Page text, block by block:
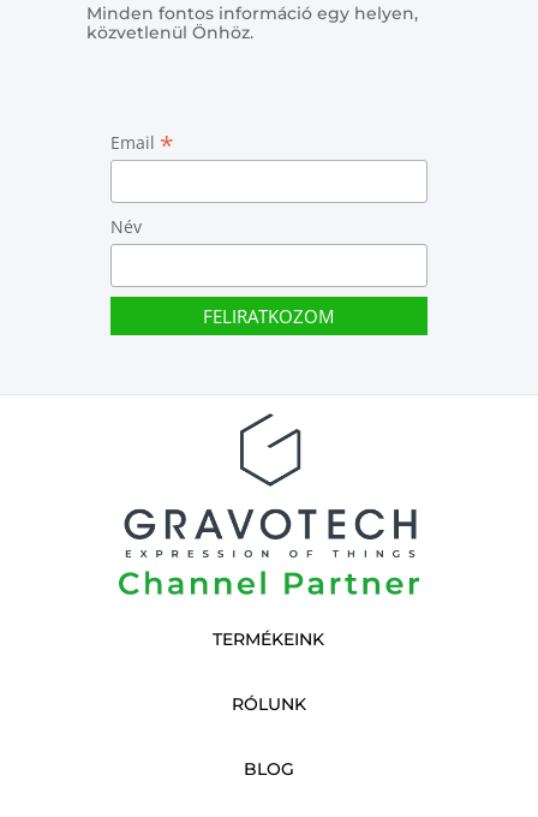
Minden fontos információ egy helyen,
közvetlenül Önhöz.
Email *
Név
TERMÉKEINK
RÓLUNK
BLOG